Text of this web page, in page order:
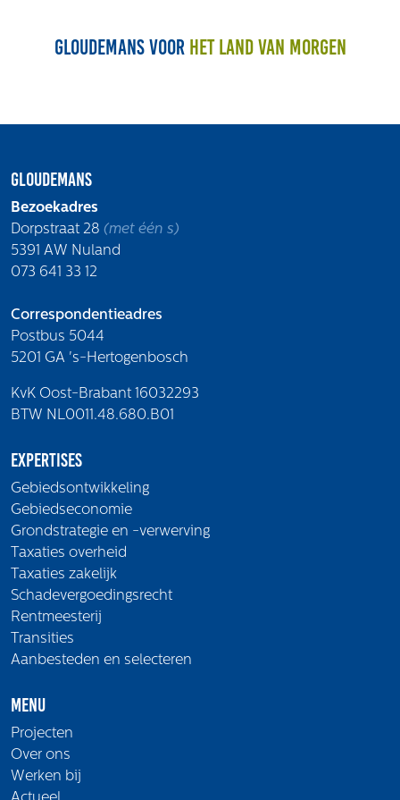
Gloudemans voor het land van morgen
Gloudemans
Bezoekadres
Dorpstraat 28 (met één s)
5391 AW Nuland
073 641 33 12
Correspondentieadres
Postbus 5044
5201 GA 's-Hertogenbosch
KvK Oost-Brabant 16032293
BTW NL0011.48.680.B01
Expertises
Gebiedsontwikkeling
Gebiedseconomie
Grondstrategie en -verwerving
Taxaties overheid
Taxaties zakelijk
Schadevergoedingsrecht
Rentmeesterij
Transities
Aanbesteden en selecteren
Menu
Projecten
Over ons
Werken bij